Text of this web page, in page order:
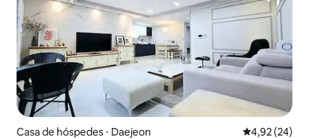
Casa de hóspedes ⋅ Daejeon 4,92 de uma
4,92 (24)